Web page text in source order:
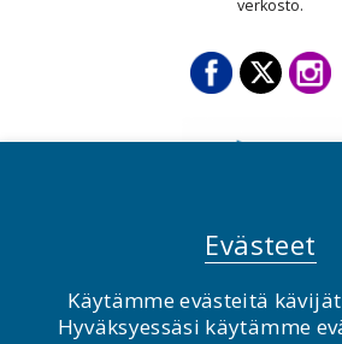
verkosto.
© BirdLife Suomi ry
Evästeet
Käytämme evästeitä
Hyväksyessäsi käytämme